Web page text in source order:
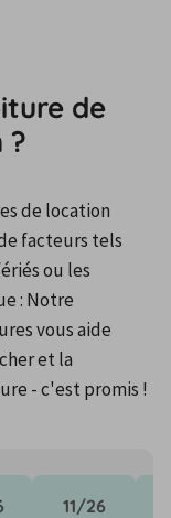
de
?
de location
facteurs tels
ou les
: Notre
vous aide
et la
- c'est promis !
11/26